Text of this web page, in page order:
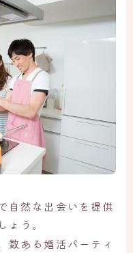
自然な出会いを提供
う。
数ある婚活パーティ